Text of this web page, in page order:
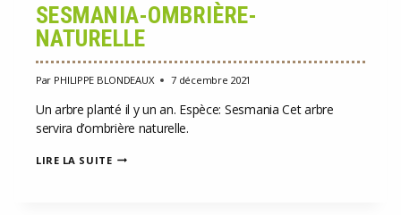
SESMANIA-OMBRIÈRE-
NATURELLE
Par PHILIPPE BLONDEAUX 7 décembre 2021
Un arbre planté il y un an. Espèce: Sesmania Cet arbre
servira d’ombrière naturelle.
LIRE LA SUITESESMANIA-